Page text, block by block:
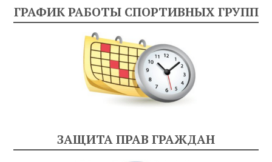
ГРАФИК РАБОТЫ СПОРТИВНЫХ ГРУПП
ЗАЩИТА ПРАВ ГРАЖДАН